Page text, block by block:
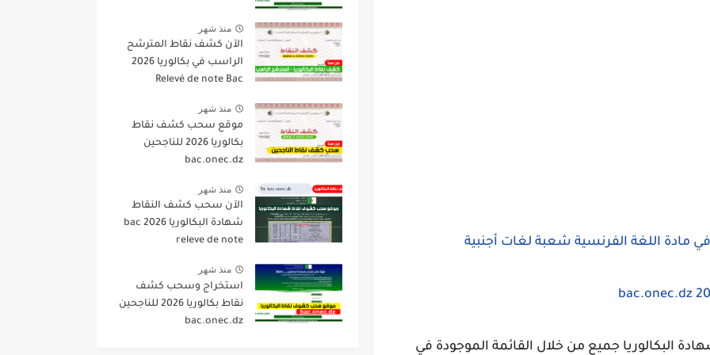
البكالوريا جميع من خلال القائمة الموجودة في
منذ شهر
الآن كشف نقاط المترشح
الراسب في بكالوريا 2026
Relevé de note Bac
منذ شهر
موقع سحب كشف نقاط
بكالوريا 2026 للناجحين
bac.onec.dz
منذ شهر
الآن سحب كشف النقاط
شهادة البكالوريا 2026 bac
releve de note
منذ شهر
استخراج وسحب كشف
نقاط بكالوريا 2026 للناجحين
bac.onec.dz